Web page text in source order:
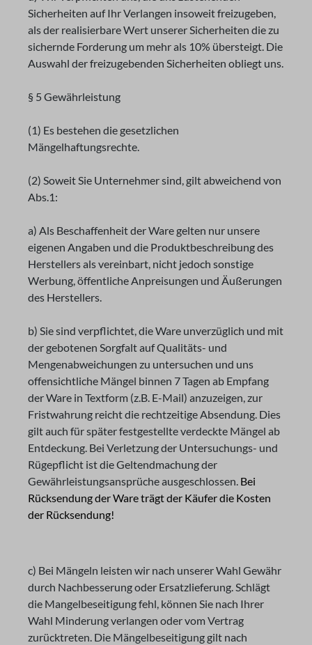
Sicherheiten auf Ihr Verlangen insoweit freizugeben,
als der realisierbare Wert unserer Sicherheiten die zu
sichernde Forderung um mehr als 10% übersteigt. Die
Auswahl der freizugebenden Sicherheiten obliegt uns.
§ 5 Gewährleistung
(1) Es bestehen die gesetzlichen
Mängelhaftungsrechte.
(2) Soweit Sie Unternehmer sind, gilt abweichend von
Abs.1:
a) Als Beschaffenheit der Ware gelten nur unsere
eigenen Angaben und die Produktbeschreibung des
Herstellers als vereinbart, nicht jedoch sonstige
Werbung, öffentliche Anpreisungen und Äußerungen
des Herstellers.
b) Sie sind verpflichtet, die Ware unverzüglich und mit
der gebotenen Sorgfalt auf Qualitäts- und
Mengenabweichungen zu untersuchen und uns
offensichtliche Mängel binnen 7 Tagen ab Empfang
der Ware in Textform (z.B. E-Mail) anzuzeigen, zur
Fristwahrung reicht die rechtzeitige Absendung. Dies
gilt auch für später festgestellte verdeckte Mängel ab
Entdeckung. Bei Verletzung der Untersuchungs- und
Rügepflicht ist die Geltendmachung der
Gewährleistungsansprüche ausgeschlossen. Bei
Rücksendung der Ware trägt der Käufer die Kosten
der Rücksendung!
c) Bei Mängeln leisten wir nach unserer Wahl Gewähr
durch Nachbesserung oder Ersatzlieferung. Schlägt
die Mangelbeseitigung fehl, können Sie nach Ihrer
Wahl Minderung verlangen oder vom Vertrag
zurücktreten. Die Mängelbeseitigung gilt nach